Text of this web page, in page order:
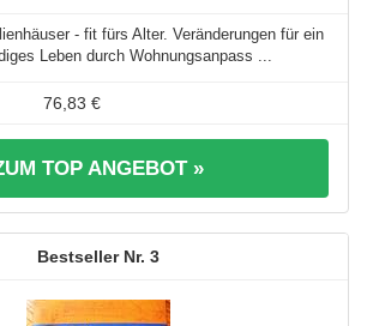
- fit fürs Alter. Veränderungen für ein
Leben durch Wohnungsanpass ...
76,83 €
TOP ANGEBOT »
3